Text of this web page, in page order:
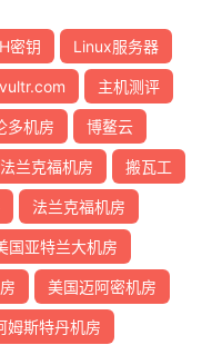
密钥 Linux服务器
vultr.com 主机测评
多机房 博鳌云
兰克福机房 搬瓦工
法兰克福机房
国亚特兰大机房
美国迈阿密机房
姆斯特丹机房